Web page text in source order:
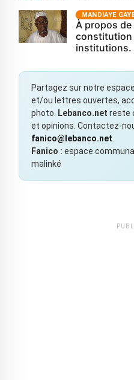
MANDIAYE
À propos de
constitution
institutions.
Partagez sur notre espace
et/ou lettres ouvertes,
photo.
Lebanco.net reste
et opinions. Contactez-
fanico@lebanco.net
Fanico : espace
malinké